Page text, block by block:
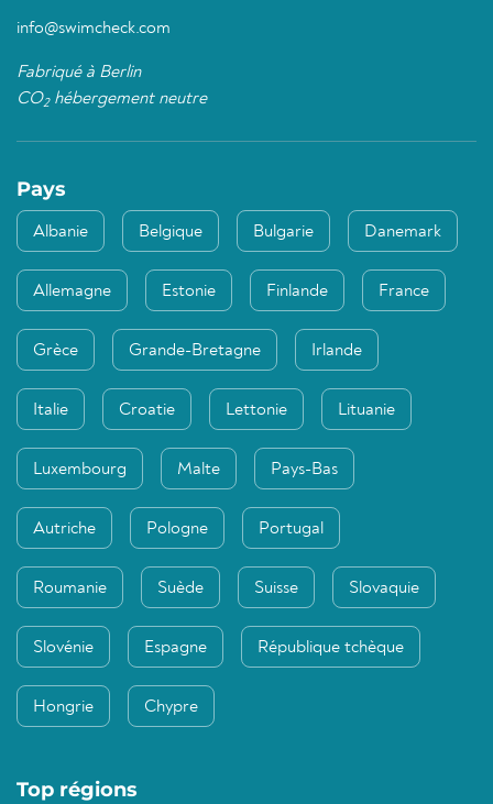
info@swimcheck.com
Fabriqué à Berlin
CO2hébergement neutre
Pays
Albanie Belgique Bulgarie Danemark
Allemagne Estonie Finlande France
Grèce Grande-Bretagne Irlande
Italie Croatie Lettonie Lituanie
Luxembourg Malte Pays-Bas
Autriche Pologne Portugal
Roumanie Suède Suisse Slovaquie
Slovénie Espagne République tchèque
Hongrie Chypre
Top régions